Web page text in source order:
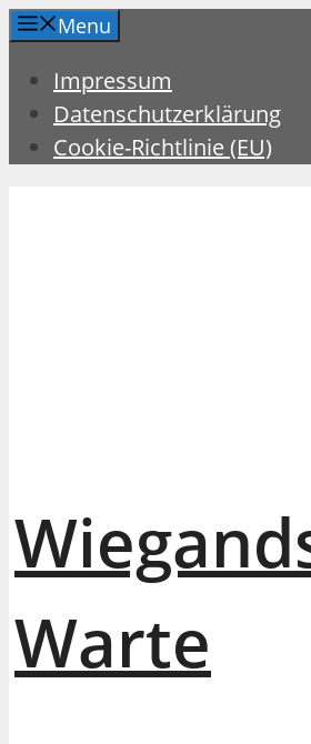
Zum
springen
Menu
Impressum
Datenschutzerklärung
Cookie-Richtlinie (EU)
Warte